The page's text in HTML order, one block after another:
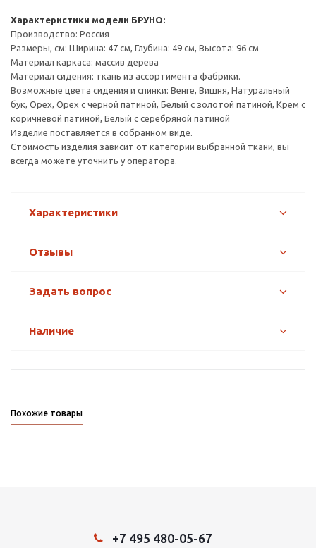
Характеристики модели БРУНО:
Производство: Россия
Размеры, см: Ширина: 47 см, Глубина: 49 см, Высота: 96 см
Материал каркаса: массив дерева
Материал сидения: ткань из ассортимента фабрики.
Возможные цвета сидения и спинки: Венге, Вишня, Натуральный
бук, Орех, Орех с черной патиной, Белый с золотой патиной, Крем с
коричневой патиной, Белый с серебряной патиной
Изделие поставляется в собранном виде.
Стоимость изделия зависит от категории выбранной ткани, вы
всегда можете уточнить у оператора.
Характеристики
Отзывы
Задать вопрос
Наличие
Похожие товары
+7 495 480-05-67